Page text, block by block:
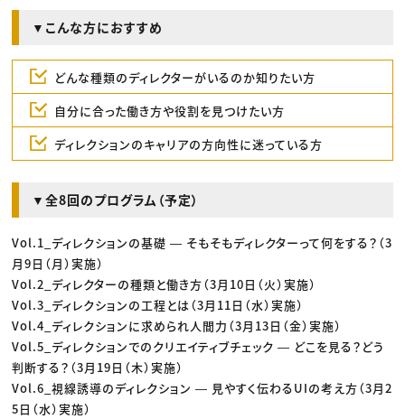
▼こんな方におすすめ
どんな種類のディレクターがいるのか知りたい方
自分に合った働き方や役割を見つけたい方
ディレクションのキャリアの方向性に迷っている方
▼全8回のプログラム（予定）
Vol.1_ディレクションの基礎 ― そもそもディレクターって何をする？（3
月9日（月）実施）
Vol.2_ディレクターの種類と働き方（3月10日（火）実施）
Vol.3_ディレクションの工程とは（3月11日（水）実施）
Vol.4_ディレクションに求められ人間力（3月13日（金）実施）
Vol.5_ディレクションでのクリエイティブチェック ― どこを見る？どう
判断する？（3月19日（木）実施）
Vol.6_視線誘導のディレクション ― 見やすく伝わるUIの考え方（3月2
5日（水）実施）